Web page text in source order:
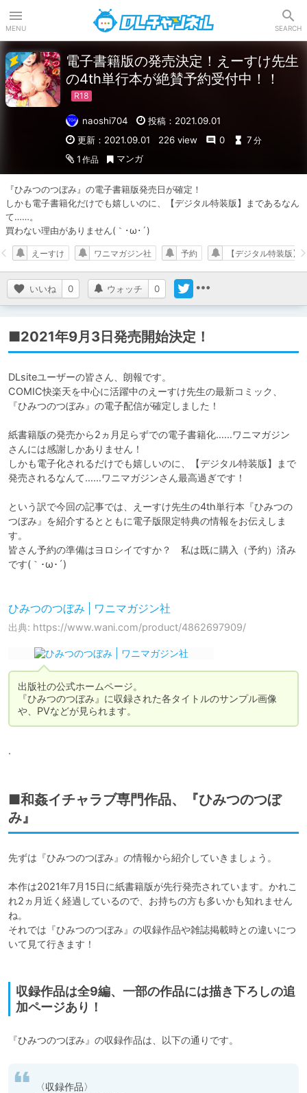
MENU SEARCH
電子書籍版の発売決定！えーすけ先生
の4th単行本が絶賛予約受付中！！
naoshi704
投稿：2021.09.01
更新：2021.09.01
226 view 0 7 分
1 作品 マンガ
『ひみつのつぼみ』の電子書籍版発売日が確定！
しかも電子書籍化だけでも嬉しいのに、【デジタル特装版】まであるなん
て……。
買わない理由がありません(｀･ω･´)
いいね 0 ウォッチ 0
えーすけ ワニマガジン社 予約 【デジタル特装版】
■2021年9月3日発売開始決定！
DLsiteユーザーの皆さん、朗報です。
COMIC快楽天を中心に活躍中のえーすけ先生の最新コミック、
『ひみつのつぼみ』の電子配信が確定しました！
紙書籍版の発売から2ヵ月足らずでの電子書籍化……ワニマガジン
さんには感謝しかありません！
しかも電子化されるだけでも嬉しいのに、【デジタル特装版】まで
発売されるなんて……ワニマガジンさん最高過ぎです！
という訳で今回の記事では、えーすけ先生の4th単行本『ひみつの
つぼみ』を紹介するとともに電子版限定特典の情報をお伝えしま
す。
皆さん予約の準備はヨロシイですか？　私は既に購入（予約）済み
です(｀･ω･´)
ひみつのつぼみ | ワニマガジン社
出典: https://www.wani.com/product/4862697909/
出版社の公式ホームページ。
『ひみつのつぼみ』に収録された各タイトルのサンプル画像
や、PVなどが見られます。
.
■和姦イチャラブ専門作品、『ひみつのつぼ
み』
先ずは『ひみつのつぼみ』の情報から紹介していきましょう。
本作は2021年7月15日に紙書籍版が先行発売されています。かれこ
れ2ヵ月近く経過しているので、お持ちの方も多いかも知れません
ね。
それでは『ひみつのつぼみ』の収録作品や雑誌掲載時との違いにつ
いて見て行きます！
収録作品は全9編、一部の作品には描き下ろしの追
加ページあり！
〈収録作品〉